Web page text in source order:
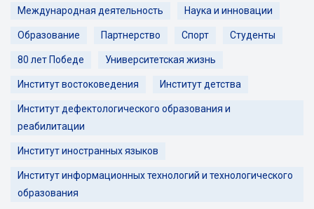
Международная деятельность Наука и инновации
Образование Партнерство Спорт Студенты
80 лет Победе Университетская жизнь
Институт востоковедения Институт детства
Институт дефектологического образования и
реабилитации
Институт иностранных языков
Институт информационных технологий и технологического
образования